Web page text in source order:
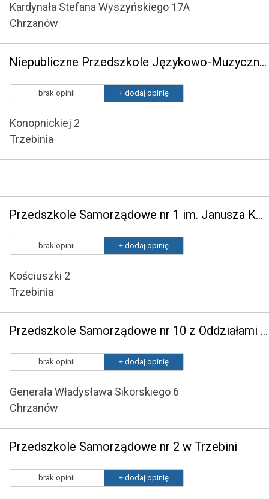
Kardynała Stefana Wyszyńskiego 17A
Chrzanów
Niepubliczne Przedszkole Językowo-Muzyczne "Akademia Miki"
brak opinii + dodaj opinię
Konopnickiej 2
Trzebinia
Przedszkole Samorządowe nr 1 im. Janusza Korczaka
brak opinii + dodaj opinię
Kościuszki 2
Trzebinia
Przedszkole Samorządowe nr 10 z Oddziałami Integracyjnymi w Chrzanowie
brak opinii + dodaj opinię
Generała Władysława Sikorskiego 6
Chrzanów
Przedszkole Samorządowe nr 2 w Trzebini
brak opinii + dodaj opinię